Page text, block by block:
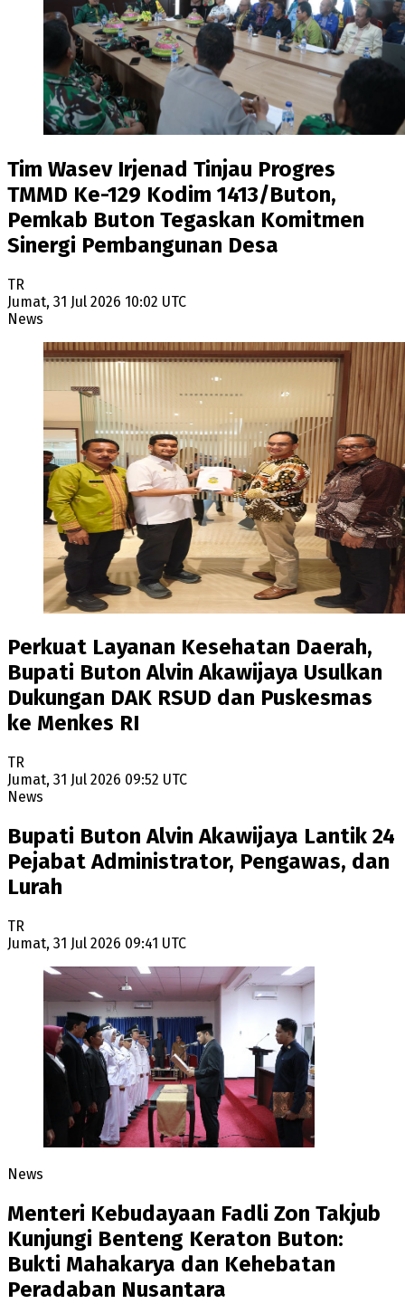
Tim Wasev Irjenad Tinjau Progres
TMMD Ke-129 Kodim 1413/Buton,
Pemkab Buton Tegaskan Komitmen
Sinergi Pembangunan Desa
TR
Jumat, 31 Jul 2026 10:02 UTC
News
Perkuat Layanan Kesehatan Daerah,
Bupati Buton Alvin Akawijaya Usulkan
Dukungan DAK RSUD dan Puskesmas
ke Menkes RI
TR
Jumat, 31 Jul 2026 09:52 UTC
News
Bupati Buton Alvin Akawijaya Lantik 24
Pejabat Administrator, Pengawas, dan
Lurah
TR
Jumat, 31 Jul 2026 09:41 UTC
News
Menteri Kebudayaan Fadli Zon Takjub
Kunjungi Benteng Keraton Buton:
Bukti Mahakarya dan Kehebatan
Peradaban Nusantara